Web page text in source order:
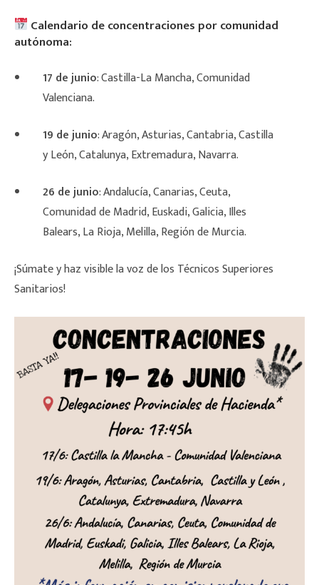
Calendario de concentraciones por comunidad
autónoma:
17 de junio: Castilla-La Mancha, Comunidad
Valenciana.
19 de junio: Aragón, Asturias, Cantabria, Castilla
y León, Catalunya, Extremadura, Navarra.
26 de junio: Andalucía, Canarias, Ceuta,
Comunidad de Madrid, Euskadi, Galicia, Illes
Balears, La Rioja, Melilla, Región de Murcia.
¡Súmate y haz visible la voz de los Técnicos Superiores
Sanitarios!